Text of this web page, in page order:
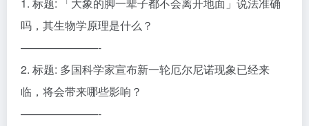
1. 标题: 「大象的脚一辈子都不会离开地面」说法准确
吗，其生物学原理是什么？
———————-
2. 标题: 多国科学家宣布新一轮厄尔尼诺现象已经来
临，将会带来哪些影响？
———————-